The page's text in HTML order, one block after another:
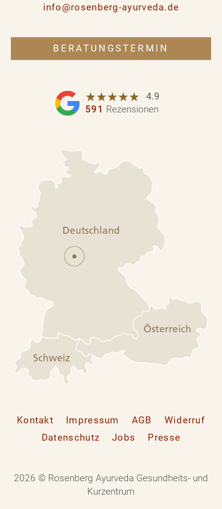
info@rosenberg-ayurveda.de
BERATUNGSTERMIN
☆☆☆☆☆
★★★★★
4.9
591 Rezensionen
Kontakt Impressum AGB
Widerruf
Datenschutz
Jobs Presse
2026 © Rosenberg Ayurveda Gesundheits- und
Kurzentrum